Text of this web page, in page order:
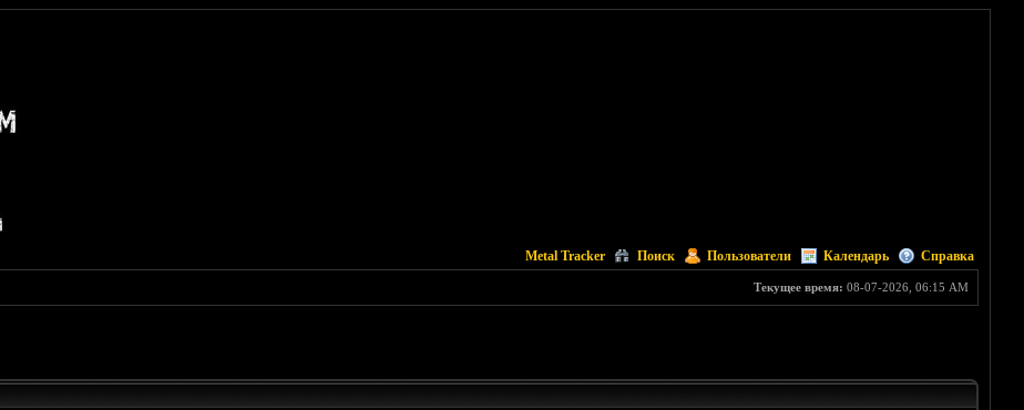
Metal Tracker Поиск Пользователи Календарь Справка
Текущее время: 08-07-2026, 06:15 AM